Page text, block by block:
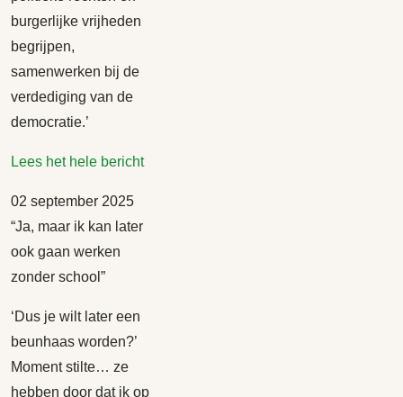
burgerlijke vrijheden
begrijpen,
samenwerken bij de
verdediging van de
democratie.’
Lees het hele bericht
02 september 2025
“Ja, maar ik kan later
ook gaan werken
zonder school”
‘Dus je wilt later een
beunhaas worden?’
Moment stilte… ze
hebben door dat ik op